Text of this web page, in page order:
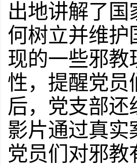
出地讲解了
何树立并维护
现的一些邪教
性，提醒党员
后，党支部还
影片通过真实
党员们对邪